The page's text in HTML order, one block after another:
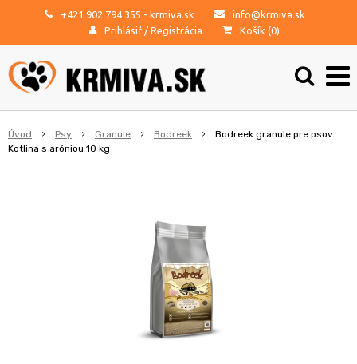
+421 902 794 355 - krmiva.sk
info@krmiva.sk
Prihlásiť / Registrácia Košík (0)
Úvod Psy Granule Bodreek
Bodreek granule pre psov
Kotlina s aróniou 10 kg